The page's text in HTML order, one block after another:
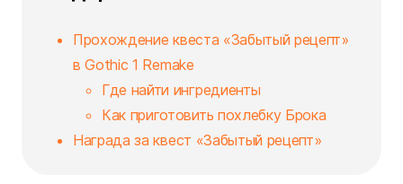
Прохождение квеста «Забытый рецепт»
в Gothic 1 Remake
Где найти ингредиенты
Как приготовить похлебку Брока
Награда за квест «Забытый рецепт»